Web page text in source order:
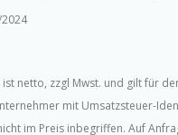
ist netto, zzgl Mwst. und gilt für
mit Umsatzsteuer-
im Preis inbegriffen. Auf